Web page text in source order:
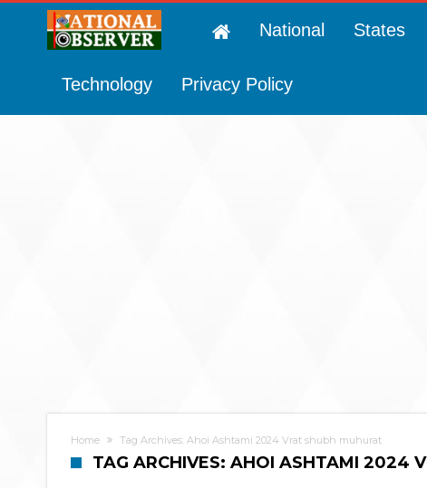
National States
Technology Privacy Policy
Home Tag Archives: Ahoi Ashtami 2024 Vrat shubh muhurat
TAG ARCHIVES: AHOI ASHTAMI 2024